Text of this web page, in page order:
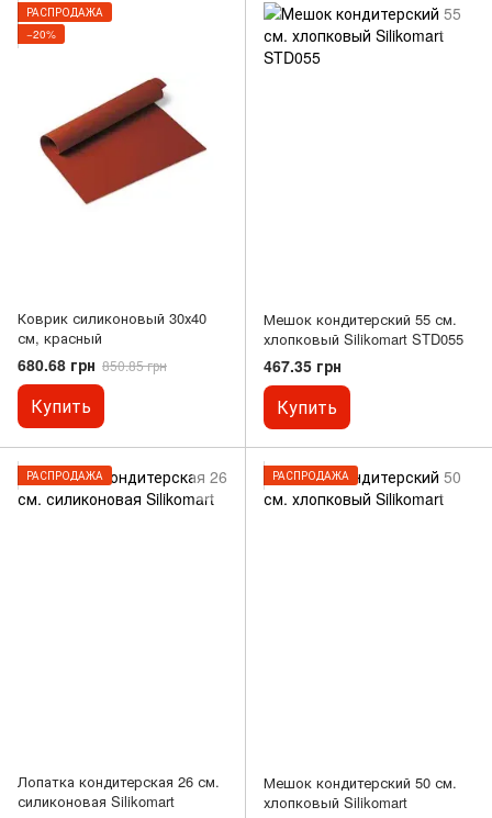
РАСПРОДАЖА
−20%
Коврик силиконовый 30х40
см, красный
680.68 грн 850.85 грн
Купить
Мешок кондитерский 55 см.
хлопковый Silikomart STD055
467.35 грн
Купить
РАСПРОДАЖА
Лопатка кондитерская 26 см.
силиконовая Silikomart
РАСПРОДАЖА
Мешок кондитерский 50 см.
хлопковый Silikomart